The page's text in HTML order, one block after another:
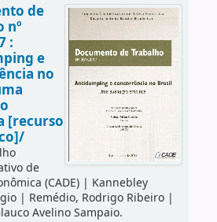
de
nº
:
e
no
[recurso
de
(CADE)| Kannebley
| Remédio, Rodrigo Ribeiro|
Avelino Sampaio.